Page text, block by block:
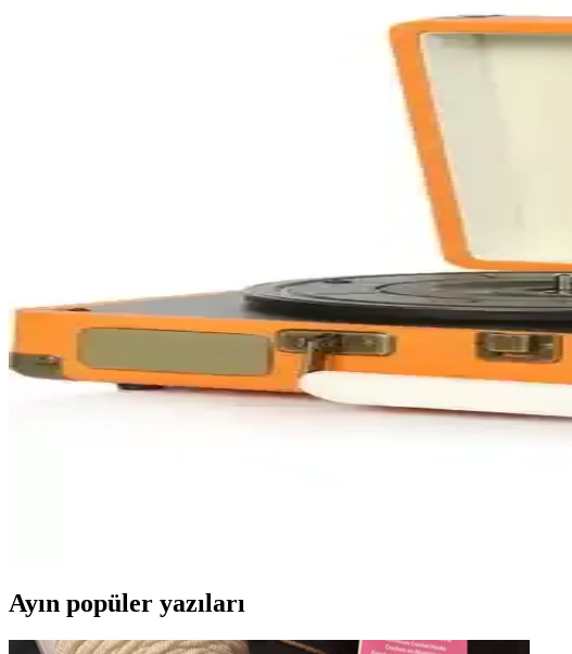
AKILLICA'nın çiftli çizgili defter seti, şık tasarımı ve taşınabilirliğiyle günlük
Crosley Vintage Bluetooth ve Lenco LS-10 Pikap
Crosley Vintage Bluetooth ve Lenco LS-10 pikap modellerinin tasarım, ses
Noki Çift Taraflı Yazı Tahtası Çocuklar İçin Eğlenceli ve
Noki çift taraflı yazı tahtası, çocukların eğlenerek öğrenmesini sağlayan,
Decolfin Çift Taraflı Ahşap Ayaklı Yazı Tahtası 48x100 cm
Decolfin çift taraflı ahşap yazı tahtası, 48x100 cm ölçüsüyle dayanıklı ve şık
Apeirona Limitless Art Günlük Planlayıcı: Şık ve Dayanıklı
Apeirona Limitless Art Günlük Planlayıcı, şık tasarımı ve dayanıklı
Mikado Nostalgia MN-101 ve Record Master TT249
Ayın popüler yazıları